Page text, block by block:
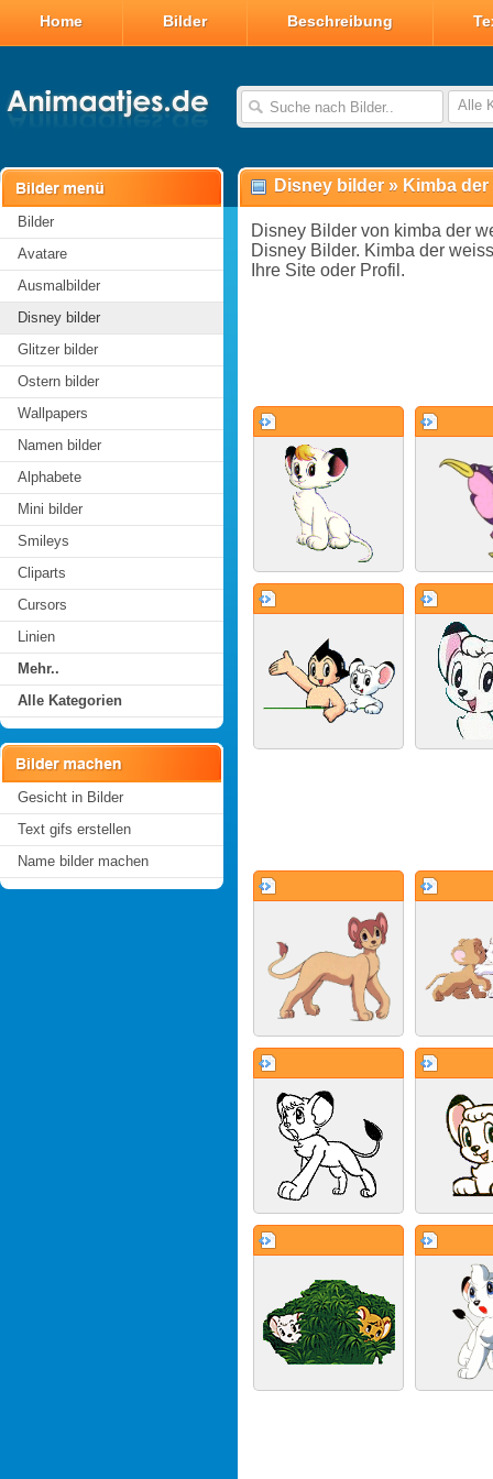
Home Bilder Beschreibung
Alle
Bilder
Avatare
Ausmalbilder
Disney bilder
Glitzer bilder
Ostern bilder
Wallpapers
Namen bilder
Alphabete
Mini bilder
Smileys
Cliparts
Cursors
Linien
Mehr..
Alle Kategorien
Gesicht in Bilder
Text gifs erstellen
Name bilder machen
Disney bilder » Kimba
Disney Bilder von kimba der
Disney Bilder. Kimba der
Ihre Site oder Profil.